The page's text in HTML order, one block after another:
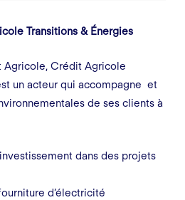
Transitions & Énergies
Agricole, Crédit Agricole
un acteur qui accompagne et
de ses clients à
dans des projets
d’électricité